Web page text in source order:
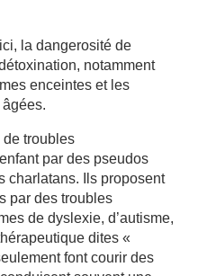
la dangerosité de
notamment
enceintes et les
de troubles
par des pseudos
charlatans. Ils proposent
par des troubles
de dyslexie, d’autisme,
dites «
font courir des